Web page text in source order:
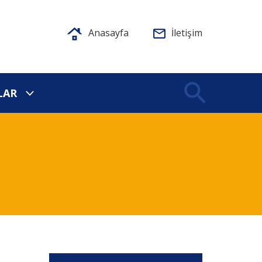
Anasayfa İletişim